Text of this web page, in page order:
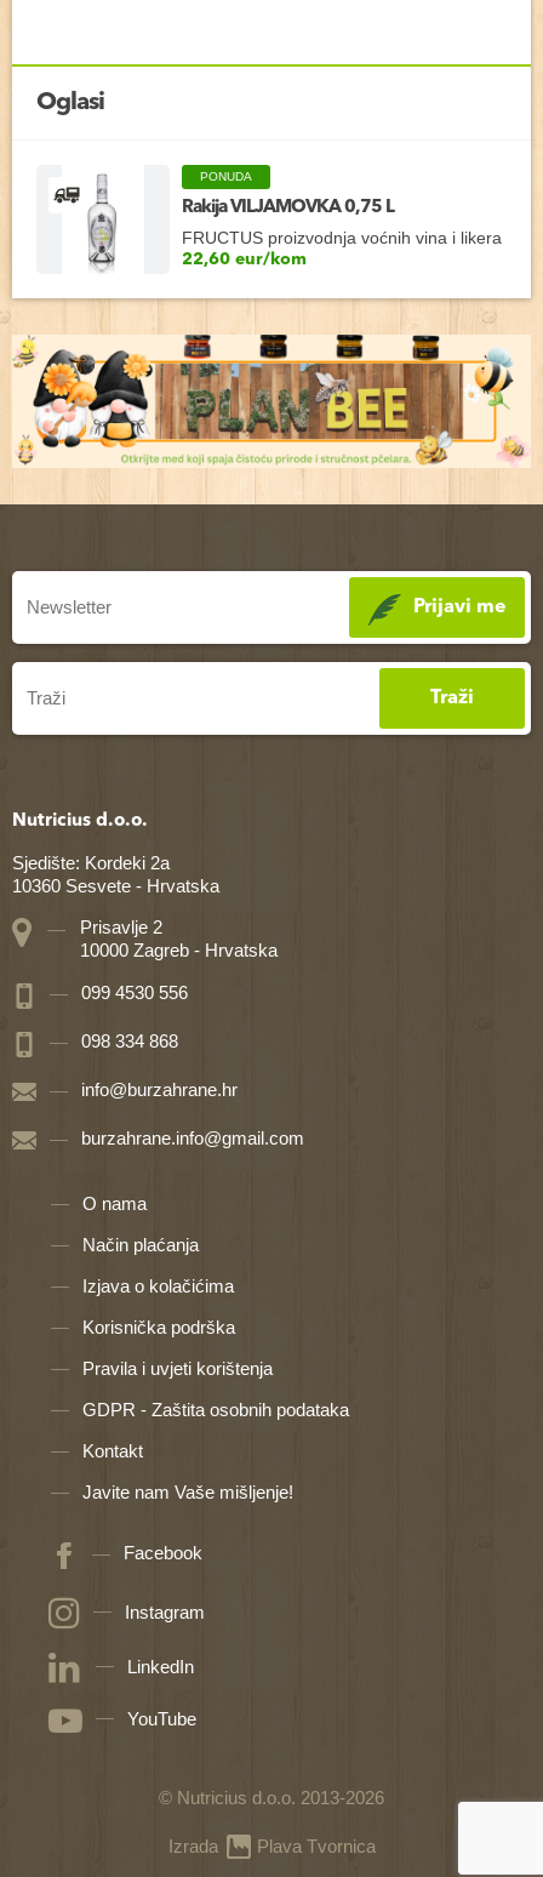
Oglasi
PONUDA
Rakija VILJAMOVKA 0,75 L
FRUCTUS proizvodnja voćnih vina i likera
22,60 eur/kom
Prijavi me
Traži
Nutricius d.o.o.
Sjedište: Kordeki 2a
10360 Sesvete - Hrvatska
Prisavlje 2
10000 Zagreb - Hrvatska
099 4530 556
098 334 868
info@burzahrane.hr
burzahrane.info@gmail.com
O nama
Način plaćanja
Izjava o kolačićima
Korisnička podrška
Pravila i uvjeti korištenja
GDPR - Zaštita osobnih podataka
Kontakt
Javite nam Vaše mišljenje!
Facebook
Instagram
LinkedIn
YouTube
© Nutricius d.o.o. 2013-2026
Izrada Plava Tvornica